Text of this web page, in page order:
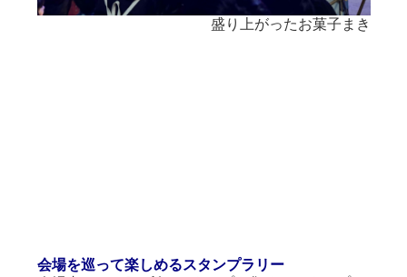
会場を巡って楽しめるスタンプラリー